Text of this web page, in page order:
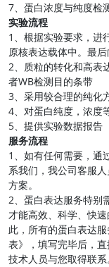
7、蛋白浓度与纯度检
实验流程
1、根据实验要求，进
原核表达载体中。最后
2、质粒的转化和高表
者WB检测目的条带
3、采用较合理的纯化
4、对蛋白纯度，浓度
5、提供实验数据报告
服务流程
1、如有任何需要，通
系我们，我公司客服
方案。
2、蛋白表达服务特别
才能高效、科学、快
此，所有的蛋白表达
表》，填写完毕后，
技术人员与您取得联系